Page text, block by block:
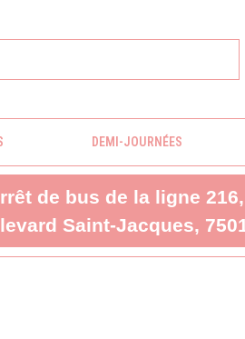
DEMI-JOURNÉES
de bus de la ligne
Saint-Jacques,